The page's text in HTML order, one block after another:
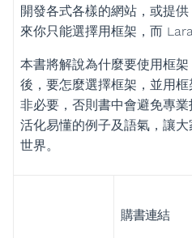
開發各式各樣的網站，或提
來你只能選擇用框架，而
本書將解說為什麼要使用框
後，要怎麼選擇框架，並用
非必要，否則書中會避免專
活化易懂的例子及語氣，讓
世界。
購書連結